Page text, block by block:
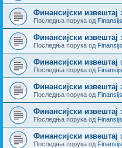
Финансијски извештај
Последња порука од
Финансијски извештај
Последња порука од
Финансијски извештај
Последња порука од
Финансијски извештај
Последња порука од
Финансијски извештај
Последња порука од
Финансијски извештај
Последња порука од